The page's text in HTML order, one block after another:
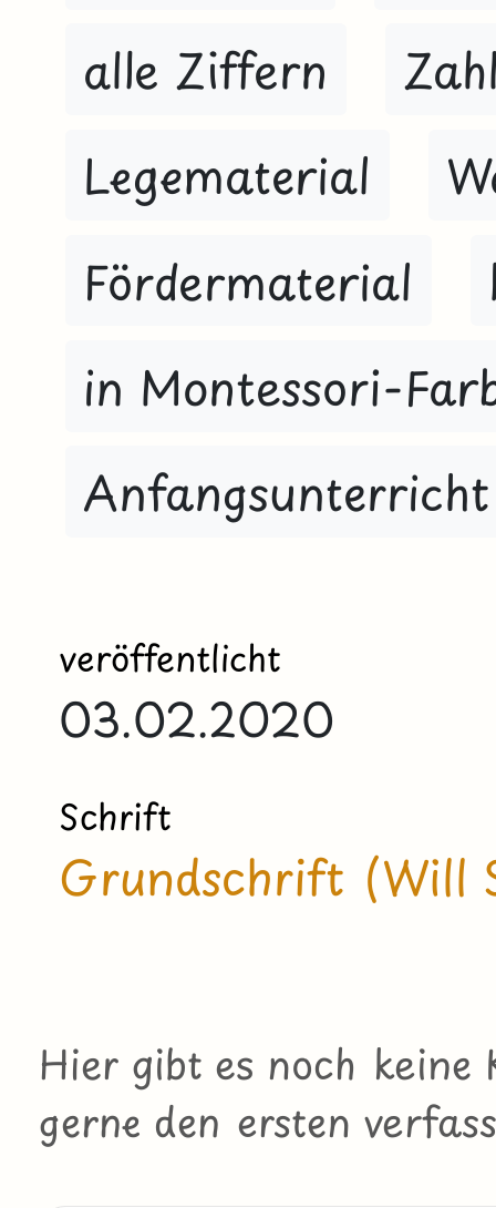
alle Ziffern
Legematerial
Fördermaterial
in Montessori-
Anfangsunterricht
veröffentlicht
03.02.2020
Schrift
Grundschrift (Will
Hier gibt es noch keine
gerne den ersten